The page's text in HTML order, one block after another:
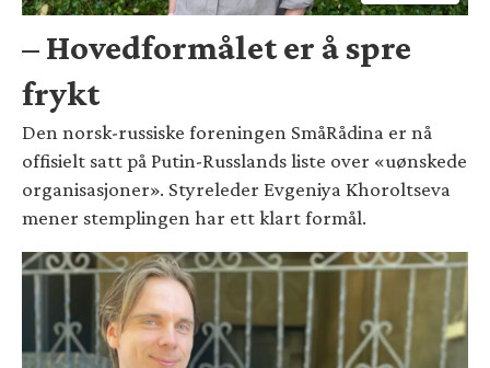
– Hovedformålet er å spre
frykt
Den norsk-russiske foreningen SmåRådina er nå
offisielt satt på Putin-Russlands liste over «uønskede
organisasjoner». Styreleder Evgeniya Khoroltseva
mener stemplingen har ett klart formål.